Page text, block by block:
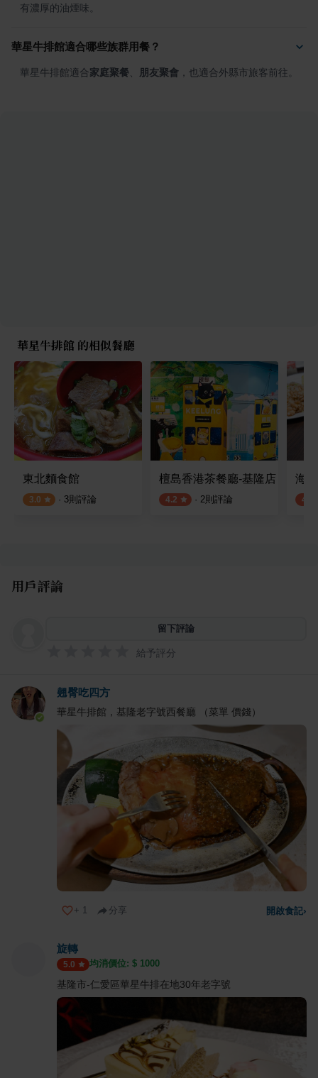
有濃厚的油煙味。
華星牛排館適合哪些族群用餐？
華星牛排館適合家庭聚餐 朋友聚會 ，也適合外縣市旅客前往。
華星牛排館 的相似餐廳
東北麵食館
3.0 · 3則評論
檀島香港茶餐廳-基隆店
4.2 · 2則評論
海
4.2
用戶評論
留下評論
給予評分
翹臀吃四方
華星牛排館，基隆老字號西餐廳 （菜單 價錢）
+ 1 分享 開啟食記›
旋轉
5.0 均消價位: $ 1000
基隆市-仁愛區華星牛排在地30年老字號